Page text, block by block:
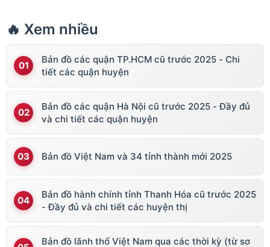
🔥 Xem nhiều
Bản đồ các quận TP.HCM cũ trước 2025 - Chi
tiết các quận huyện
Bản đồ các quận Hà Nội cũ trước 2025 - Đầy đủ
và chi tiết các quận huyện
Bản đồ Việt Nam và 34 tỉnh thành mới 2025
Bản đồ hành chính tỉnh Thanh Hóa cũ trước 2025
- Đầy đủ và chi tiết các huyện thị
Bản đồ lãnh thổ Việt Nam qua các thời kỳ (từ sơ